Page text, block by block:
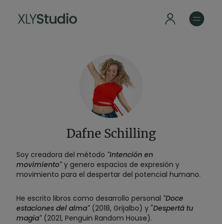
Dafne Schilling
Soy creadora del método "Intención en
movimiento" y genero espacios de expresión y
movimiento para el despertar del potencial humano.
He escrito libros como desarrollo personal "Doce
estaciones del alma" (2018, Grijalbo) y "Despertá tu
magia" (2021, Penguin Random House).